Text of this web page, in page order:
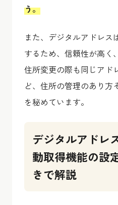
う。
また、デジタルアドレス
するため、信頼性が高く
住所変更の際も同じアド
ど、住所の管理のあり方
を秘めています。
デジタルアドレ
動取得機能の設
きで解説